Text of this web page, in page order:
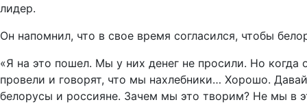
лидер.
Он напомнил, что в свое время согласился, чтобы
«Я на это пошел. Мы у них денег не просили. Но когда
провели и говорят, что мы нахлебники… Хорошо.
белорусы и россияне. Зачем мы это творим? Не мы в